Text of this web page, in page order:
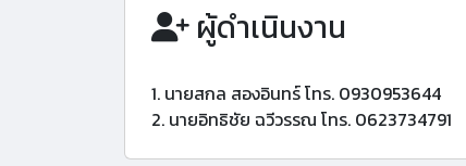
ผู้ดำเนินงาน
1. นายสกล สองอินทร์ โทร. 0930953644
2. นายอิทธิชัย ฉวีวรรณ โทร. 0623734791